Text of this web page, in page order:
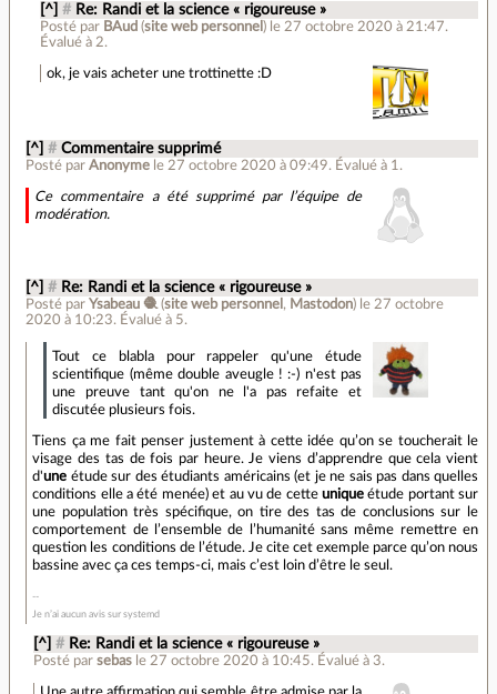
[^] # Re: Randi et la science « rigoureuse »
Posté par BAud (site web personnel ) le 27 octobre 2020 à 21:47.
Évalué à 2.
ok, je vais acheter une trottinette :D
[^] # Commentaire supprimé
Posté parAnonyme le 27 octobre 2020 à 09:49. Évalué à 1 .
Ce commentaire a été supprimé par l’équipe de
modération.
[^] # Re: Randi et la science « rigoureuse »
Posté parYsabeau 🧶 (site web personnel , Mastodon) le 27 octobre
2020 à 10:23. Évalué à 5.
Tout ce blabla pour rappeler qu'une étude
scientifique (même double aveugle ! :-) n'est pas
une preuve tant qu'on ne l'a pas refaite et
discutée plusieurs fois.
Tiens ça me fait penser justement à cette idée qu’on se toucherait le
visage des tas de fois par heure. Je viens d’apprendre que cela vient
d'une étude sur des étudiants américains (et je ne sais pas dans quelles
conditions elle a été menée) et au vu de cette uniqueétude portant sur
une population très spécifique, on tire des tas de conclusions sur le
comportement de l’ensemble de l’humanité sans même remettre en
question les conditions de l’étude. Je cite cet exemple parce qu’on nous
bassine avec ça ces temps-ci, mais c’est loin d’être le seul.
Je n’ai aucun avis sur systemd
[^] # Re: Randi et la science « rigoureuse »
Posté par sebas le 27 octobre 2020 à 10:45. Évalué à 3.